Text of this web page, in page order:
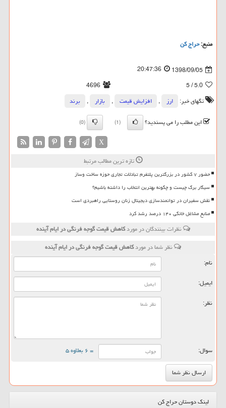
منبع:حراج كن
1398/09/05
20:47:36
5.0
/ 5
4696
تگهای خبر:
ارز , افزایش قیمت , بازار ,
برند
این مطلب را می پسندید؟
(1)
(0)
X
تازه ترین مطالب مرتبط
حضور ۷ کشور در بزرگترین پلتفرم تبادلات تجاری حوزه ساخت وساز
سیگار برگ چیست و چگونه بهترین انتخاب را داشته باشیم؟
نقش سفیران در توانمندسازی دیجیتال زنان روستایی راهبردی است
منابع مشاغل خانگی ۱۴۰ درصد رشد کرد
نظرات بینندگان در موردكاهش قیمت گوجه فرنگی در ایام آینده
نظر شما در موردكاهش قیمت گوجه فرنگی در ایام آینده
نام:
ایمیل:
نظر:
سوال: = ۶ بعلاوه ۵
لینک دوستان حراج کن